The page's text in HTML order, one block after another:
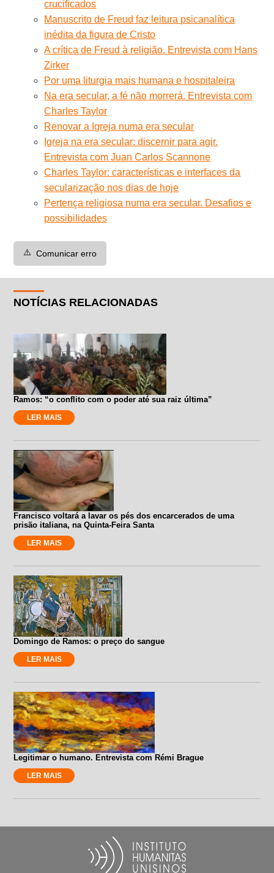
crucificados
Manuscrito de Freud faz leitura psicanalítica
inédita da figura de Cristo
A crítica de Freud à religião. Entrevista com Hans
Zirker
Por uma liturgia mais humana e hospitaleira
Na era secular, a fé não morrerá. Entrevista com
Charles Taylor
Renovar a Igreja numa era secular
Igreja na era secular: discernir para agir.
Entrevista com Juan Carlos Scannone
Charles Taylor: características e interfaces da
secularização nos dias de hoje
Pertença religiosa numa era secular. Desafios e
possibilidades
⚠️ Comunicar erro
NOTÍCIAS RELACIONADAS
Ramos: “o conflito com o poder até sua raiz última”
LER MAIS
Francisco voltará a lavar os pés dos encarcerados de uma
prisão italiana, na Quinta-Feira Santa
LER MAIS
Domingo de Ramos: o preço do sangue
LER MAIS
Legitimar o humano. Entrevista com Rémi Brague
LER MAIS